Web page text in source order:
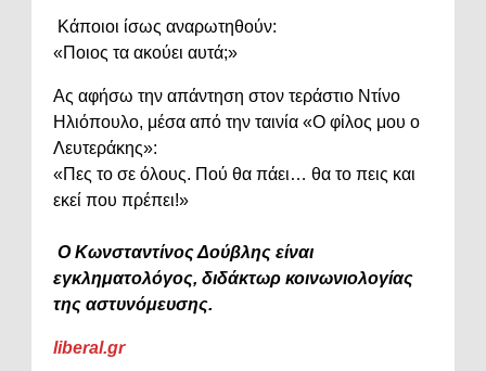
Κάποιοι ίσως αναρωτηθούν:
«Ποιος τα ακούει αυτά;»
Ας αφήσω την απάντηση στον τεράστιο Ντίνο
Ηλιόπουλο, μέσα από την ταινία «Ο φίλος μου ο
Λευτεράκης»:
«Πες το σε όλους. Πού θα πάει… θα το πεις και
εκεί που πρέπει!»
Ο Κωνσταντίνος Δούβλης είναι
εγκληματολόγος, διδάκτωρ κοινωνιολογίας
της αστυνόμευσης.
liberal.gr